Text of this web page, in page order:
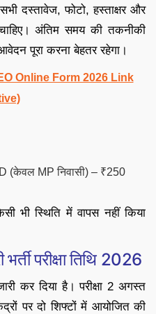
दस्तावेज, फोटो, हस्ताक्षर और
अंतिम समय की तकनीकी
पूरा करना बेहतर रहेगा।
Online Form 2026 Link
(केवल MP निवासी) – ₹250
भी स्थिति में वापस नहीं किया
परीक्षा तिथि 2026
कर दिया है। परीक्षा 2 अगस्त
पर दो शिफ्टों में आयोजित की